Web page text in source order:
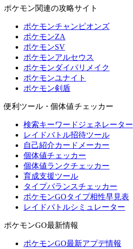
ポケモン関連の攻略サイト
ポケモンチャンピオンズ
ポケモンZA
ポケモンSV
ポケモンアルセウス
ポケモンダイパリメイク
ポケモンユナイト
ポケモン剣盾
便利ツール・個体値チェッカー
検索キーワードジェネレーター
レイドバトル招待ツール
自己紹介カードメーカー
個体値チェッカー
個体値ランクチェッカー
育成支援ツール
タイプバランスチェッカー
ポケモンGOタイプ相性早見表
レイドバトルシミュレーター
ポケモンGO最新情報
ポケモンGO最新アプデ情報